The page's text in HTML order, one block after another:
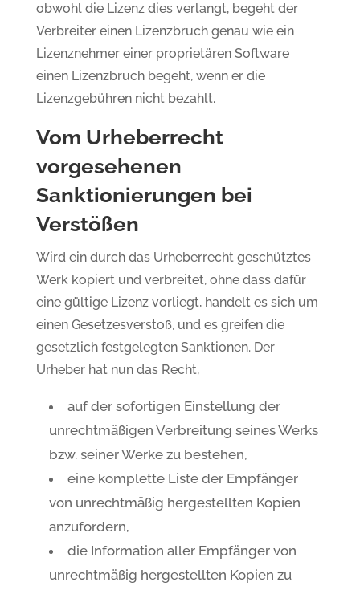
obwohl die Lizenz dies verlangt, begeht der
Verbreiter einen Lizenzbruch genau wie ein
Lizenznehmer einer proprietären Software
einen Lizenzbruch begeht, wenn er die
Lizenzgebühren nicht bezahlt.
Vom Urheberrecht
vorgesehenen
Sanktionierungen bei
Verstößen
Wird ein durch das Urheberrecht geschütztes
Werk kopiert und verbreitet, ohne dass dafür
eine gültige Lizenz vorliegt, handelt es sich um
einen Gesetzesverstoß, und es greifen die
gesetzlich festgelegten Sanktionen. Der
Urheber hat nun das Recht,
auf der sofortigen Einstellung der
unrechtmäßigen Verbreitung seines Werks
bzw. seiner Werke zu bestehen,
eine komplette Liste der Empfänger
von unrechtmäßig hergestellten Kopien
anzufordern,
die Information aller Empfänger von
unrechtmäßig hergestellten Kopien zu